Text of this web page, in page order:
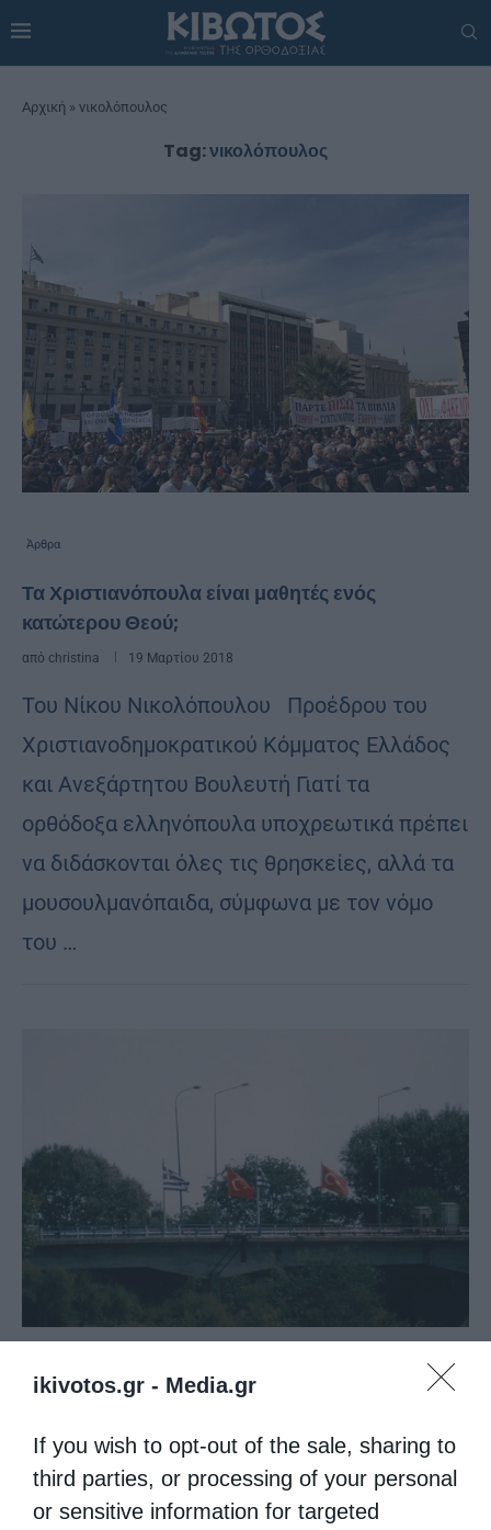
ikivotos.gr - Media.gr
If you wish to opt-out of the sale, sharing to
third parties, or processing of your personal
or sensitive information for targeted
Αρχική » νικολόπουλος
Tag:νικολόπουλος
Άρθρα
Τα Χριστιανόπουλα είναι μαθητές ενός
κατώτερου Θεού;
από christina 19 Μαρτίου 2018
Του Νίκου Νικολόπουλου Προέδρου του
Χριστιανοδημοκρατικού Κόμματος Ελλάδος
και Ανεξάρτητου Βουλευτή Γιατί τα
ορθόδοξα ελληνόπουλα υποχρεωτικά πρέπει
να διδάσκονται όλες τις θρησκείες, αλλά τα
μουσουλμανόπαιδα, σύμφωνα με τον νόμο
του …
Άρθρα
Τα στοιχεία της Κομισιόν δείχνουν αλματώδη